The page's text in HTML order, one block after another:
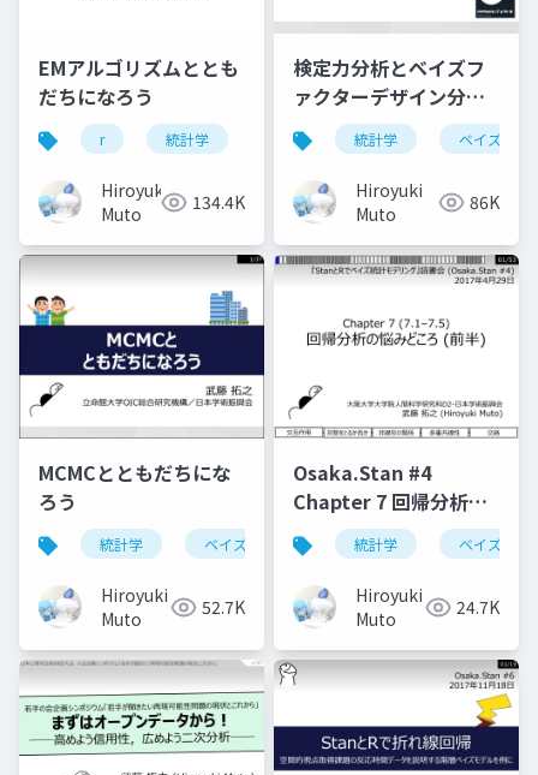
EMアルゴリズムととも
だちになろう
r 統計学 アルゴリズム 最尤法
Hiroyuki
Muto
134.4K
検定力分析とベイズフ
ァクターデザイン分析
によるサンプルサイズ
設計
統計学 ベイズ
Hiroyuki
Muto
86K
MCMCとともだちにな
ろう
統計学 ベイズ
Hiroyuki
Muto
52.7K
Osaka.Stan #4
Chapter 7 回帰分析の
悩みどころ (7.1–7.5)
統計学 ベイズ
Hiroyuki
Muto
24.7K